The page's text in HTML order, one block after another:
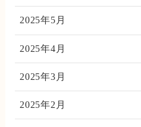
2025年5月
2025年4月
2025年3月
2025年2月